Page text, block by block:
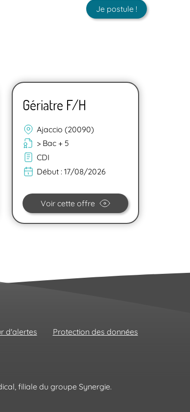
Je postule !
Gériatre F/H
Ajaccio (20090)
> Bac + 5
CDI
Début : 17/08/2026
Voir cette offre
d'alertes Protection des données
filiale du groupe Synergie.